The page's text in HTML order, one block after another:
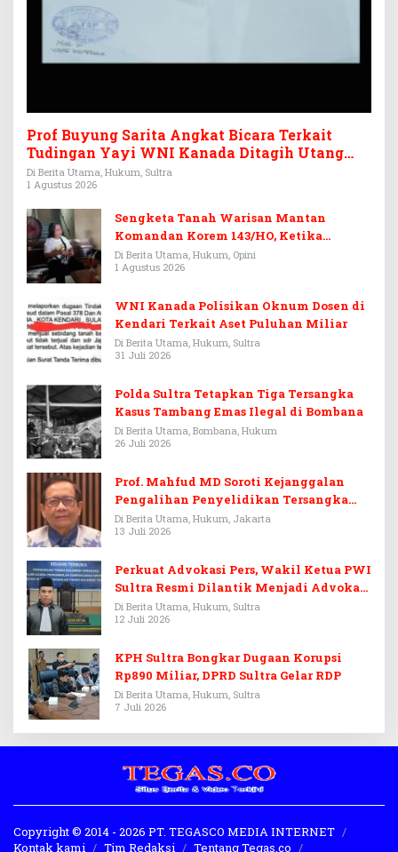
Prof Buyung Sarita Angkat Bicara Terkait
Tudingan Yayi WNI Kanada Ditagih Utang
Rp3,6 Miliar
Di Berita Utama, Hukum, Sultra
1 Agustus 2026
Sengketa Tanah Warisan Mantan
Komandan Korem 143/HO, Ketika
Warisan Menjadi Arena Pemerasan
Di Berita Utama, Hukum, Opini
1 Agustus 2026
WNI Kanada Polisikan Oknum Dosen di
Kendari Terkait Aset Puluhan Miliar
Di Berita Utama, Hukum, Sultra
31 Juli 2026
Polda Sultra Tetapkan Tiga Tersangka
Kasus Tambang Emas Ilegal di Bombana
Di Berita Utama, Bombana, Hukum
26 Juli 2026
Prof. Mahfud MD Soroti Kejanggalan
Pengalihan Penyelidikan Tersangka
Febrie Adriansyah
Di Berita Utama, Hukum, Jakarta
13 Juli 2026
Perkuat Advokasi Pers, Wakil Ketua PWI
Sultra Resmi Dilantik Menjadi Advokat
PERADI
Di Berita Utama, Hukum, Sultra
12 Juli 2026
KPH Sultra Bongkar Dugaan Korupsi
Rp890 Miliar, DPRD Sultra Gelar RDP
Di Berita Utama, Hukum, Sultra
7 Juli 2026
Copyright © 2014 - 2026 PT. TEGASCO MEDIA INTERNET
Kontak kami
Tim Redaksi Tentang Tegas.co